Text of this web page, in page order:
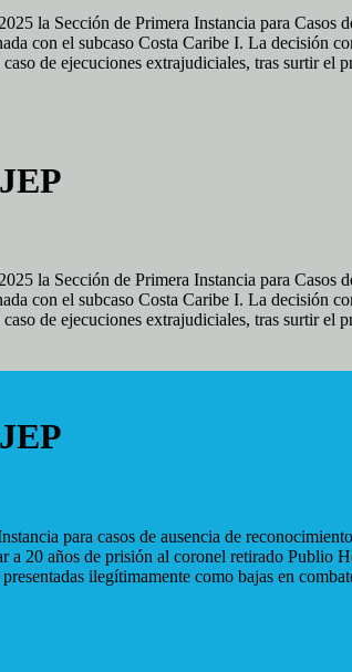
la Sección de Primera Instancia para
con el subcaso Costa Caribe I. La decisión
de ejecuciones extrajudiciales, tras surtir
la Sección de Primera Instancia para
con el subcaso Costa Caribe I. La decisión
de ejecuciones extrajudiciales, tras surtir
para casos de ausencia de
a 20 años de prisión al coronel retirado Publio
ilegítimamente como bajas en